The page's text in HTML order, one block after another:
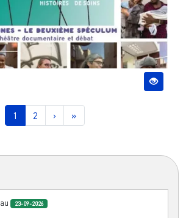
Page courante
1 Page
2 Page suivante
› Dernière page
»
au 23-09-2026